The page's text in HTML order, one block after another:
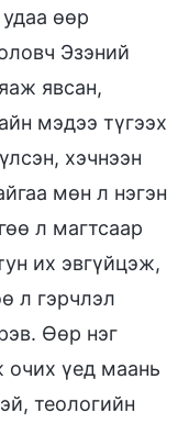
өөр
Эзэний
явсан,
мэдээ түгээх
хэчнээн
мөн л нэгэн
л магтсаар
их эвгүйцэж,
л гэрчлэл
Өөр нэг
очих үед маань
теологийн